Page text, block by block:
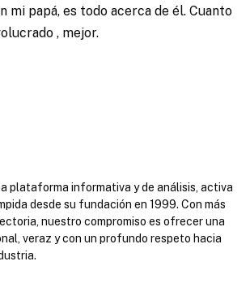
mi papá, es todo acerca de él. Cuanto
, mejor.
plataforma informativa y de análisis, activa
desde su fundación en 1999. Con más
nuestro compromiso es ofrecer una
veraz y con un profundo respeto hacia